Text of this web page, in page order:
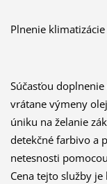
Plnenie
Súčasťou
vrátane výmeny
úniku na želanie
detekčné farbivo a
netesnosti
Cena tejto služby